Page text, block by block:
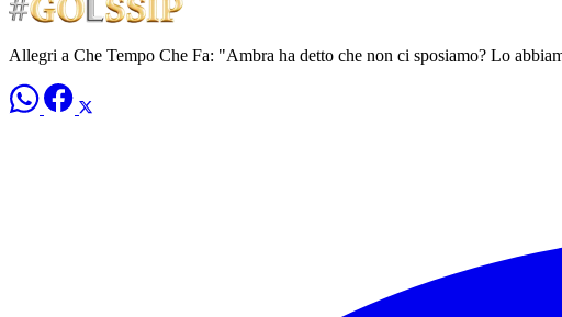
Allegri a Che Tempo Che Fa: "Ambra ha detto che non ci sposiamo? Lo